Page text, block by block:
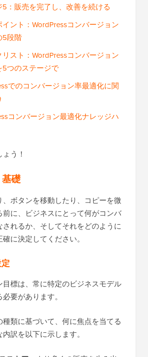
5：販売を完了し、改善を続ける
ント：WordPressコンバージョン
5段階
スト：WordPressコンバージョン
5つのステージで
でのコンバージョン率最適化に関
コンバージョン最適化ナレッジハ
う！
礎
ボタンを移動したり、コピーを微
に、ビジネスにとって何がコンバ
されるか、そしてそれをどのように
に決定してください。
目標は、常に特定のビジネスモデル
要があります。
種類に基づいて、何に焦点を当てる
訳を以下に示します。